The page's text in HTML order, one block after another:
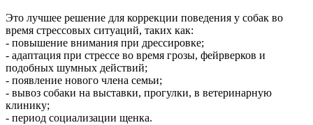
Это лучшее решение для коррекции поведения у собак во
время стрессовых ситуаций, таких как:
- повышение внимания при дрессировке;
- адаптация при стрессе во время грозы, фейрверков и
подобных шумных действий;
- появление нового члена семьи;
- вывоз собаки на выставки, прогулки, в ветеринарную
клинику;
- период социализации щенка.